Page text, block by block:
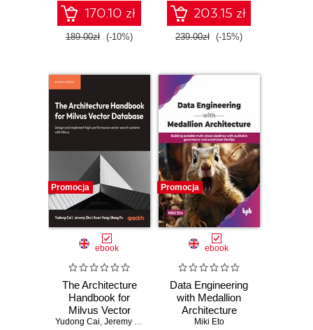
170.10 zł
189.00zł (-10%)
203.15 zł
239.00zł (-15%)
Promocja
ebook
The Architecture
Handbook for
Milvus Vector
Database. Design
Yudong Cai, Jeremy Zhu ,Bang Fu
Promocja
ebook
Data Engineering
with Medallion
Architecture
Miki Eto